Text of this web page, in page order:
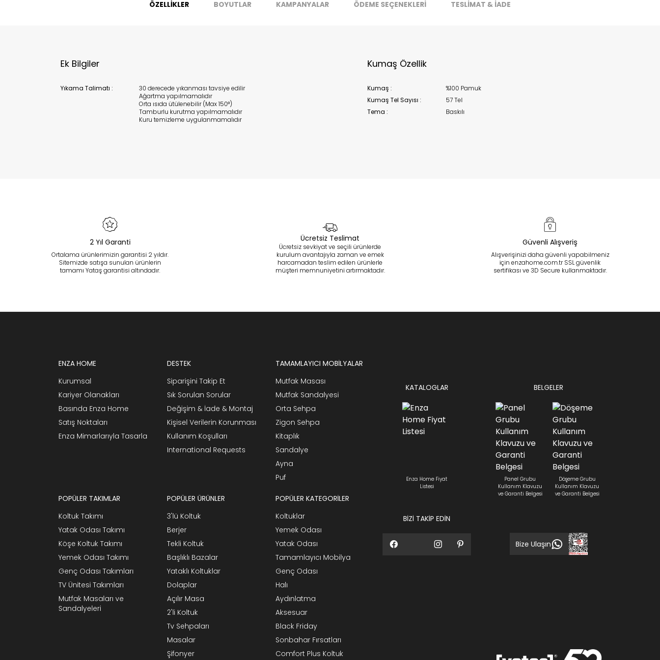
ÖZELLİKLER BOYUTLAR KAMPANYALAR ÖDEME SEÇENEKLERİ TESLİMAT & İADE
Ek Bilgiler
Yıkama Talimatı :
30 derecede yıkanması tavsiye edilir
Ağartma yapılmamalıdır
Orta ısıda ütülenebilir (Max 150°)
Tamburlu kurutma yapılmamalıdır
Kuru temizleme uygulanmamalıdır
Kumaş Özellik
Kumaş :
%100 Pamuk
Kumaş Tel Sayısı :
57 Tel
Tema :
Baskılı
2 Yıl Garanti
Ortalama ürünlerimizin garantisi 2 yıldır.
Sitemizde satışa sunulan ürünlerin
tamamı Yataş garantisi altındadır.
Ücretsiz Teslimat
Ücretsiz sevkiyat ve seçili ürünlerde
kurulum avantajıyla zaman ve emek
harcamadan teslim edilen ürünlerle
müşteri memnuniyetini artırmaktadır.
Güvenli Alışveriş
Alışverişinizi daha güvenli yapabilmeniz
için enzahome.com.tr SSL güvenlik
sertifikası ve 3D Secure kullanmaktadır.
ENZA HOME
Kurumsal
Kariyer Olanakları
Basında Enza Home
Satış Noktaları
Enza Mimarlarıyla Tasarla
DESTEK
Siparişini Takip Et
Sık Sorulan Sorular
Değişim & İade & Montaj
Kişisel Verilerin Korunması
Kullanım Koşulları
International Requests
TAMAMLAYICI MOBİLYALAR
Mutfak Masası
Mutfak Sandalyesi
Orta Sehpa
Zigon Sehpa
Kitaplık
Sandalye
Ayna
Puf
POPÜLER TAKIMLAR
Koltuk Takımı
Yatak Odası Takımı
Köşe Koltuk Takımı
Yemek Odası Takımı
Genç Odası Takımları
TV Ünitesi Takımları
Mutfak Masaları ve
Sandalyeleri
POPÜLER ÜRÜNLER
3'lü Koltuk
Berjer
Tekli Koltuk
Başlıklı Bazalar
Yataklı Koltuklar
Dolaplar
Açılır Masa
2'li Koltuk
Tv Sehpaları
Masalar
Şifonyer
POPÜLER KATEGORİLER
Koltuklar
Yemek Odası
Yatak Odası
Tamamlayıcı Mobilya
Genç Odası
Halı
Aydınlatma
Aksesuar
Black Friday
Sonbahar Fırsatları
Comfort Plus Koltuk
KATALOGLAR
Enza Home Fiyat
Listesi
BİZİ TAKİP EDİN
BELGELER
Panel Grubu
Kullanım Klavuzu
ve Garanti Belgesi
Döşeme Grubu
Kullanım Klavuzu
ve Garanti Belgesi
Bize Ulaşın